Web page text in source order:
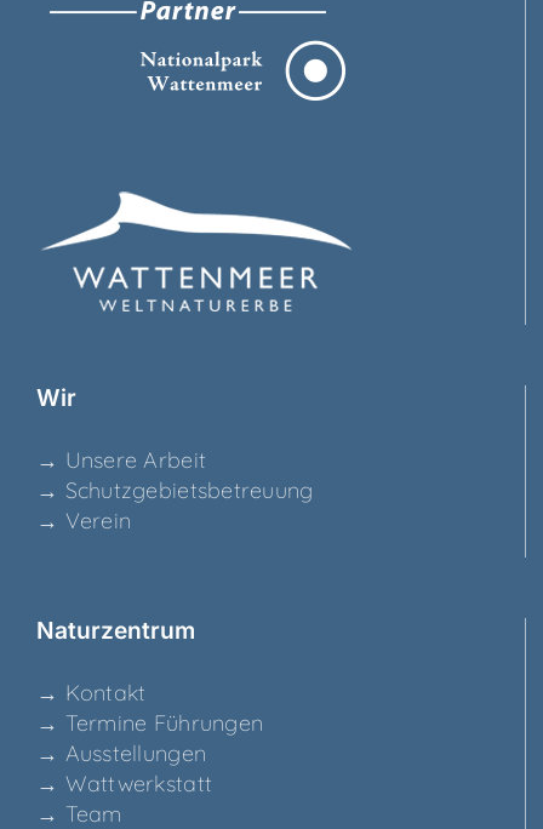
Wir
→ Unse­re Arbeit
→ Schutz­ge­biets­be­treu­ung
→ Ver­ein
Natur­zen­trum
→ Kon­takt
→ Ter­mi­ne Führungen
→ Aus­stel­lun­gen
→ Watt­werk­statt
→ Team